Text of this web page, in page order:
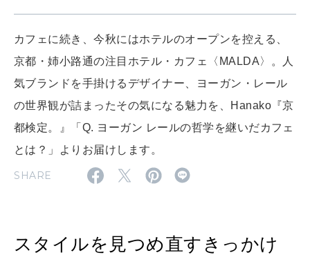
WORK&MONEY
いい人生って？
特集
カフェに続き、今秋にはホテルのオープンを控える、
京都・姉小路通の注目ホテル・カフェ〈MALDA〉。人
気ブランドを手掛けるデザイナー、ヨーガン・レール
の世界観が詰まったその気になる魅力を、Hanako『京
都検定。』「Q. ヨーガン レールの哲学を継いだカフェ
とは？」よりお届けします。
SHARE
スタイルを見つめ直すきっかけ